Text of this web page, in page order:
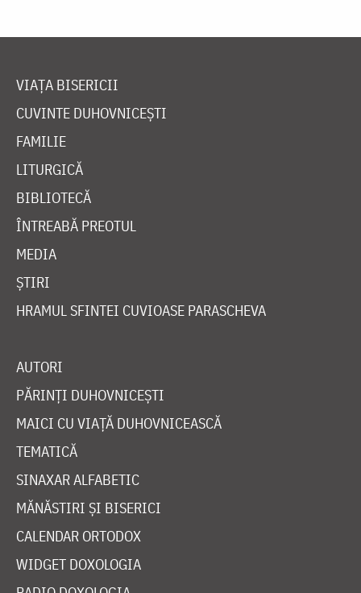
VIAȚA BISERICII
CUVINTE DUHOVNICEȘTI
FAMILIE
LITURGICĂ
BIBLIOTECĂ
ÎNTREABĂ PREOTUL
MEDIA
ȘTIRI
HRAMUL SFINTEI CUVIOASE PARASCHEVA
AUTORI
PĂRINȚI DUHOVNICEȘTI
MAICI CU VIAȚĂ DUHOVNICEASCĂ
TEMATICĂ
SINAXAR ALFABETIC
MĂNĂSTIRI ȘI BISERICI
CALENDAR ORTODOX
WIDGET DOXOLOGIA